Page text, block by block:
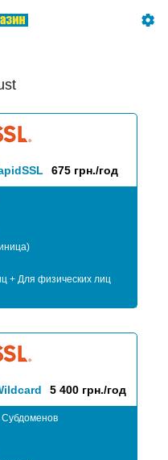
675 грн./год
+ Для физических лиц
5 400 грн./год
Субдоменов